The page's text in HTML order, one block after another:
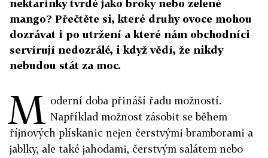
nektarinky tvrdé jako broky nebo zelené
mango? Přečtěte si, které druhy ovoce mohou
dozrávat i po utržení a které nám obchodníci
servírují nedozrálé, i když vědí, že nikdy
nebudou stát za moc.
M oderní doba přináší řadu možností.
Například možnost zásobit se během
říjnových plískanic nejen čerstvými bramborami a
jablky, ale také jahodami, čerstvým salátem nebo